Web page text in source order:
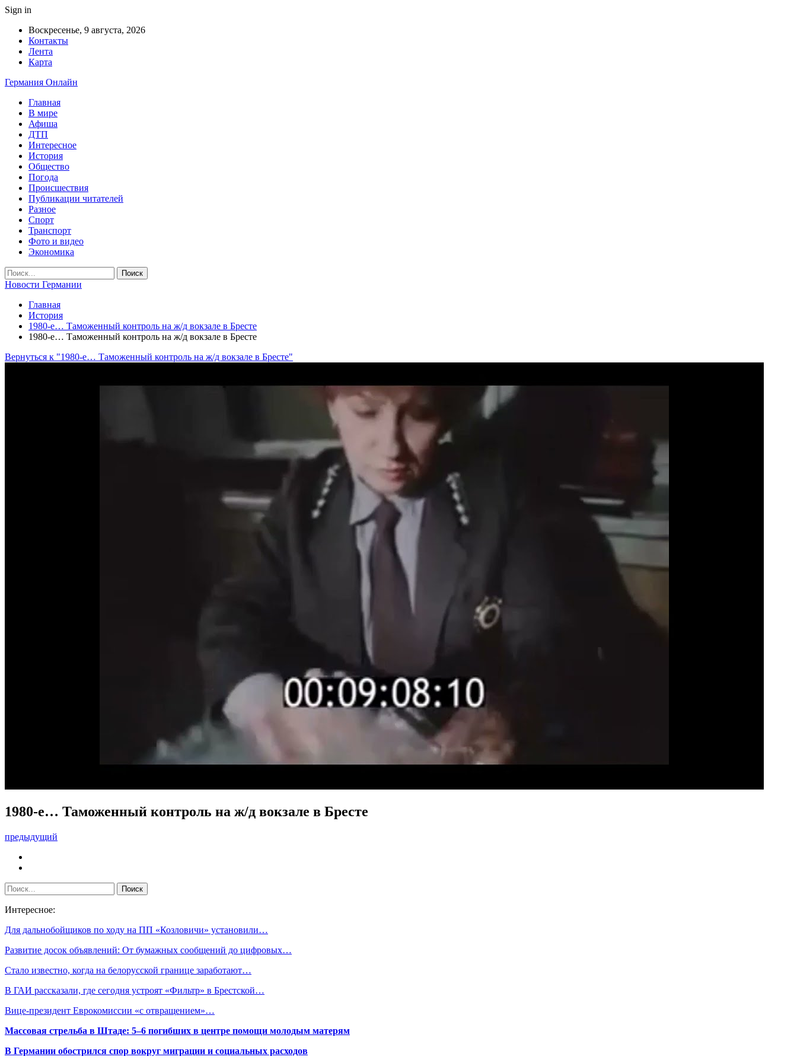
Sign in
Воскресенье, 9 августа, 2026
Контакты
Лента
Карта
Германия Онлайн
Главная
В мире
Афиша
ДТП
Интересное
История
Общество
Погода
Происшествия
Публикации читателей
Разное
Спорт
Транспорт
Фото и видео
Экономика
Новости Германии
Главная
История
1980-е… Таможенный контроль на ж/д вокзале в Бресте
1980-е… Таможенный контроль на ж/д вокзале в Бресте
Вернуться к "1980-е… Таможенный контроль на ж/д вокзале в Бресте"
1980-е… Таможенный контроль на ж/д вокзале в Бресте
предыдущий
Интересное:
Для дальнобойщиков по ходу на ПП «Козловичи» установили…
Развитие досок объявлений: От бумажных сообщений до цифровых…
Стало известно, когда на белорусской границе заработают…
В ГАИ рассказали, где сегодня устроят «Фильтр» в Брестской…
Вице-президент Еврокомиссии «с отвращением»…
Массовая стрельба в Штаде: 5–6 погибших в центре помощи молодым матерям
В Германии обострился спор вокруг миграции и социальных расходов